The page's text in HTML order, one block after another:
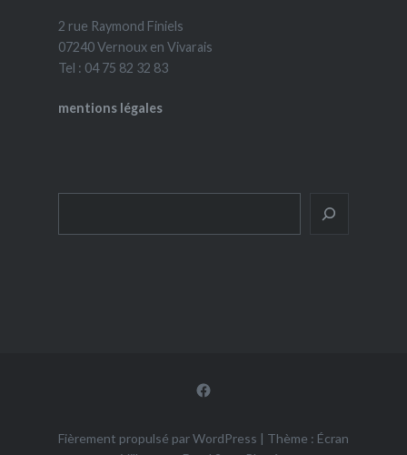
2 rue Raymond Finiels
07240 Vernoux en Vivarais
Tel : 04 75 82 32 83
mentions légales
Facebook
Fièrement propulsé par WordPress | Thème : Écran